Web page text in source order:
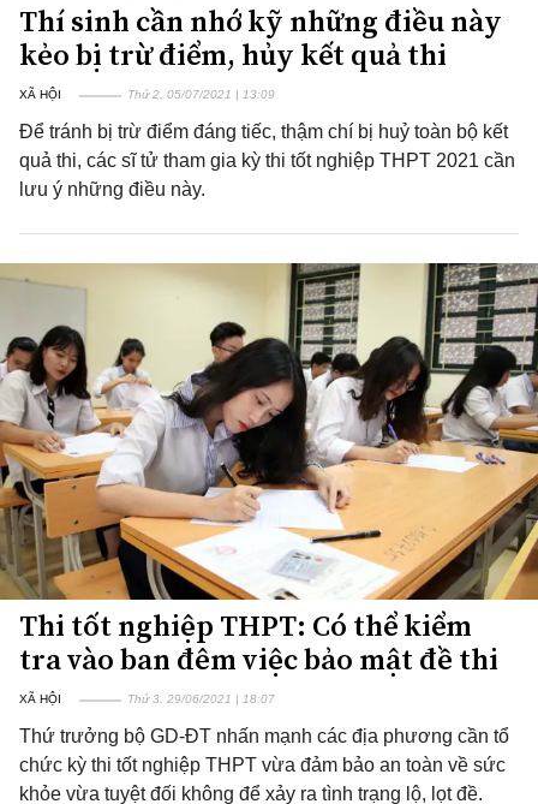
Thí sinh cần nhớ kỹ những điều này
kẻo bị trừ điểm, hủy kết quả thi
XÃ HỘI Thứ 2, 05/07/2021 | 13:09
Để tránh bị trừ điểm đáng tiếc, thậm chí bị huỷ toàn bộ kết
quả thi, các sĩ tử tham gia kỳ thi tốt nghiệp THPT 2021 cần
lưu ý những điều này.
Thi tốt nghiệp THPT: Có thể kiểm
tra vào ban đêm việc bảo mật đề thi
XÃ HỘI Thứ 3, 29/06/2021 | 18:07
Thứ trưởng bộ GD-ĐT nhấn mạnh các địa phương cần tổ
chức kỳ thi tốt nghiệp THPT vừa đảm bảo an toàn về sức
khỏe vừa tuyệt đối không để xảy ra tình trạng lộ, lọt đề.